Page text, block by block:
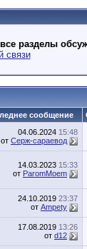
разделы
связи
сообщение
04.06.2024 15:48
от Серж-сараевод
14.03.2023 15:33
от ParomMoem
24.10.2019 23:37
от Ampety
17.08.2019 13:26
от d12